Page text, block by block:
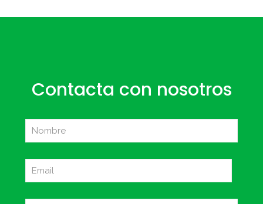
Contacta con nosotros